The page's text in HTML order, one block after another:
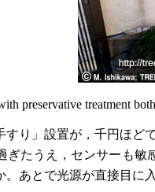
preservative treatment
り」設置が，千円ほど
たうえ，センサーも敏
あとで光源が直接目に